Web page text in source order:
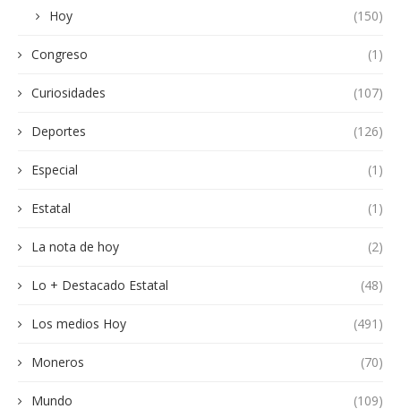
Hoy (150)
Congreso (1)
Curiosidades (107)
Deportes (126)
Especial (1)
Estatal (1)
La nota de hoy (2)
Lo + Destacado Estatal (48)
Los medios Hoy (491)
Moneros (70)
Mundo (109)